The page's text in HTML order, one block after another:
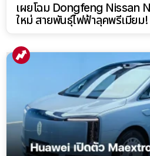
เผยโฉม Dongfeng Nissan
ใหม่ สายพันธุ์ไฟฟ้าลุคพรีเมียม!